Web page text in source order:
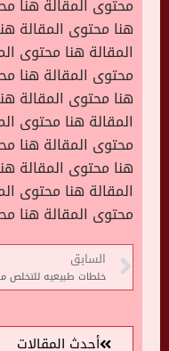
هنا محتوى المقالة
المقالة هنا محتوى
محتوى المقالة هنا
هنا محتوى المقالة
المقالة هنا محتوى
محتوى المقالة هنا
هنا محتوى المقالة
المقالة هنا محتوى
محتوى المقالة هنا
السابق
أحدث المقالات